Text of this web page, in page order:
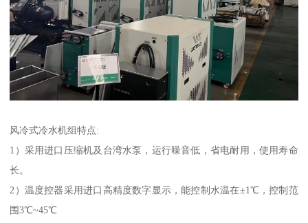
风冷式冷水机组特点:
1）采用进口压缩机及台湾水泵，运行噪音低，省电耐用，使用寿命
长。
2）温度控器采用进口高精度数字显示，能控制水温在±1℃，控制范
围3℃~45℃